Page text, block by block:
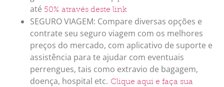
até 50% através deste link
SEGURO VIAGEM: Compare diversas opções e
contrate seu seguro viagem com os melhores
preços do mercado, com aplicativo de suporte e
assistência para te ajudar com eventuais
perrengues, tais como extravio de bagagem,
doença, hospital etc. Clique aqui e faça sua